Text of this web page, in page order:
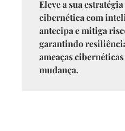
Eleve a sua
cibernética com
antecipa e mitiga
garantindo
ameaças
mudança.